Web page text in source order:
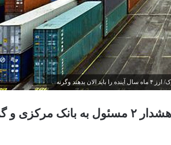
گزارش تسنیم|وضعیت ذخایر جو بحرانی شده؟/ هشدار ۲ مسئول به